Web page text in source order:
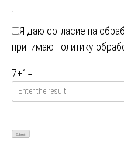
Я даю согласие на
принимаю политику
7+1 =